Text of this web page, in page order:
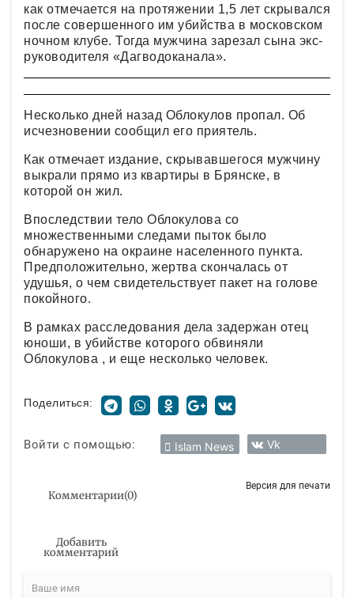
как отмечается на протяжении 1,5 лет скрывался
после совершенного им убийства в московском
ночном клубе. Тогда мужчина зарезал сына экс-
руководителя «Дагводоканала».
Несколько дней назад Облокулов пропал. Об
исчезновении сообщил его приятель.
Как отмечает издание, скрывавшегося мужчину
выкрали прямо из квартиры в Брянске, в
которой он жил.
Впоследствии тело Облокулова со
множественными следами пыток было
обнаружено на окраине населенного пункта.
Предположительно, жертва скончалась от
удушья, о чем свидетельствует пакет на голове
покойного.
В рамках расследования дела задержан отец
юноши, в убийстве которого обвиняли
Облокулова , и еще несколько человек.
Поделиться:
Войти с помощью: Islam News Vk
Комментарии(0)
Версия для печати
Добавить
комментарий